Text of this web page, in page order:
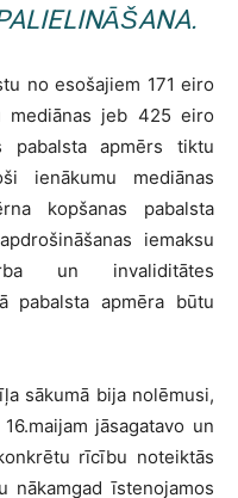
no esošajiem 171 eiro
mediānas jeb 425 eiro
pabalsta apmērs tiktu
ienākumu mediānas
kopšanas pabalsta
iemaksu
un invaliditātes
pabalsta apmēra būtu
sākumā bija nolēmusi,
jāsagatavo un
rīcību noteiktās
nākamgad īstenojamos